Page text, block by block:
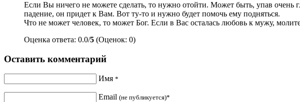
Если Вы ничего не можете сделать, то нужно отойти. Может быть, упав очень
падение, он придет к Вам. Вот ту-то и нужно будет помочь ему подняться.
Что не может человек, то может Бог. Если в Вас осталась любовь к мужу,
Оценка ответа: 0.0/5 (Оценок: 0)
Оставить комментарий
Имя *
Email (не публикуется)*